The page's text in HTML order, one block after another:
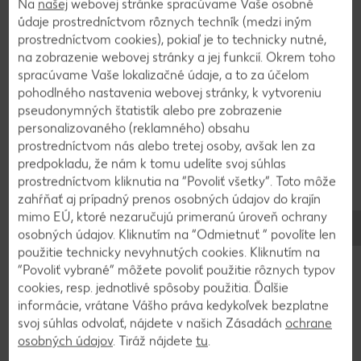
do pečiva a kakao.
2
Cesto vylejeme na plech vystlaný papierom na
pečenie. Do cesta pozatláčame čerstvé alebo
mrazené maliny a pečieme pri 175 °C približne 25–
30 minút, kým špáradlo zapichnuté do stredu
nevyjde suché. Necháme vychladnúť.
3
Mrazom sušené maliny pomelieme. Do misky
dáme 100 ml šľahačky, krémový syr, maliny a
želatínu. Premiešame. Zvyšok šľahačky vyšľaháme
do tuha a jemne zapracujeme do krému.
Na našej webovej stránke spracúvame Vaše osobné
údaje prostredníctvom rôznych techník (medzi iným
prostredníctvom cookies), pokiaľ je to technicky nutné,
na zobrazenie webovej stránky a jej funkcií. Okrem toho
spracúvame Vaše lokalizačné údaje, a to za účelom
pohodlného nastavenia webovej stránky, k vytvoreniu
pseudonymných štatistík alebo pre zobrazenie
personalizovaného (reklamného) obsahu
prostredníctvom nás alebo tretej osoby, avšak len za
predpokladu, že nám k tomu udelíte svoj súhlas
prostredníctvom kliknutia na “Povoliť všetky”. Toto môže
zahŕňať aj prípadný prenos osobných údajov do krajín
mimo EÚ, ktoré nezaručujú primeranú úroveň ochrany
osobných údajov. Kliknutím na “Odmietnuť ” povolíte len
použitie technicky nevyhnutých cookies. Kliknutím na
“Povoliť vybrané” môžete povoliť použitie rôznych typov
cookies, resp. jednotlivé spôsoby použitia. Ďalšie
informácie, vrátane Vášho práva kedykoľvek bezplatne
svoj súhlas odvolať, nájdete v našich Zásadách ochrane
osobných údajov. Tiráž nájdete tu.